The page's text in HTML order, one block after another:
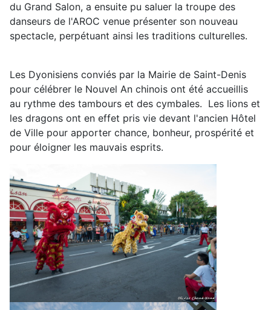
du Grand Salon, a ensuite pu saluer la troupe des
danseurs de l'AROC venue présenter son nouveau
spectacle, perpétuant ainsi les traditions culturelles.
Les Dyonisiens conviés par la Mairie de Saint-Denis
pour célébrer le Nouvel An chinois ont été accueillis
au rythme des tambours et des cymbales. Les lions et
les dragons ont en effet pris vie devant l'ancien Hôtel
de Ville pour apporter chance, bonheur, prospérité et
pour éloigner les mauvais esprits.